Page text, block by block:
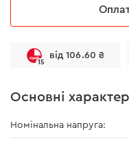
15
від 106.60 ₴
Основні
Номінальна напруга: